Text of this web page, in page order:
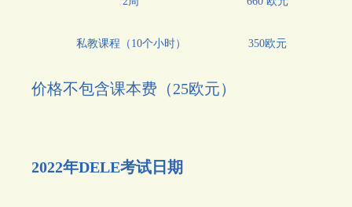
私教课程（10个小时） 350欧元
价格不包含课本费（25欧元）
2022年DELE考试日期